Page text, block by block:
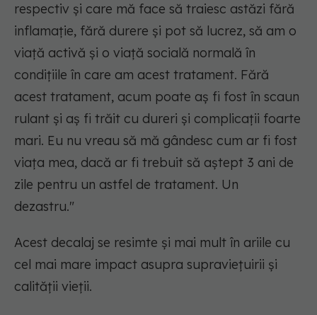
respectiv și care mă face să traiesc astăzi fără
inflamație, fără durere și pot să lucrez, să am o
viață activă și o viață socială normală în
condițiile în care am acest tratament. Fără
acest tratament, acum poate aș fi fost în scaun
rulant și aș fi trăit cu dureri și complicații foarte
mari. Eu nu vreau să mă gândesc cum ar fi fost
viața mea, dacă ar fi trebuit să aștept 3 ani de
zile pentru un astfel de tratament. Un
dezastru."
Acest decalaj se resimte și mai mult în ariile cu
cel mai mare impact asupra supraviețuirii și
calității vieții.